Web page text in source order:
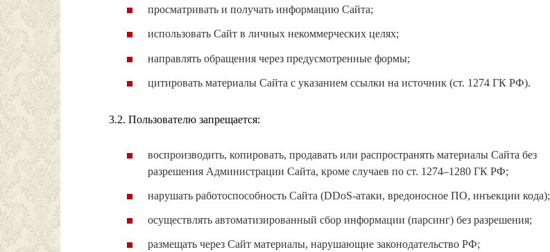
просматривать и получать информацию Сайта;
использовать Сайт в личных некоммерческих целях;
направлять обращения через предусмотренные формы;
цитировать материалы Сайта с указанием ссылки на источник (ст. 1274 ГК РФ).
3.2. Пользователю запрещается:
воспроизводить, копировать, продавать или распространять материалы Сайта без
разрешения Администрации Сайта, кроме случаев по ст. 1274–1280 ГК РФ;
нарушать работоспособность Сайта (DDoS-атаки, вредоносное ПО, инъекции кода);
осуществлять автоматизированный сбор информации (парсинг) без разрешения;
размещать через Сайт материалы, нарушающие законодательство РФ;